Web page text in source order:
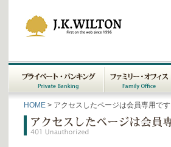
ファミリー・オフ
ィス Family Office
HOME > アクセスしたページは会員専用です